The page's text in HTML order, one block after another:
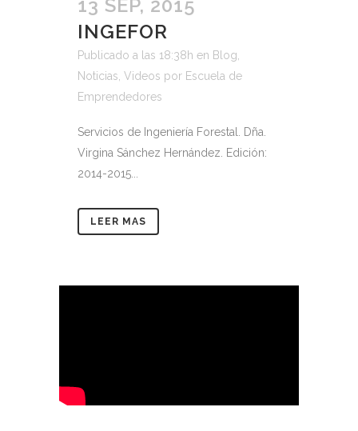
13 SEP, 2015
INGEFOR
Publicado a las 18:38h en Blog
Noticias Videos por Escuela de
Emprendedores
Servicios de Ingeniería Forestal. Dña.
Virgina Sánchez Hernández. Edición:
2014-2015...
LEER MAS